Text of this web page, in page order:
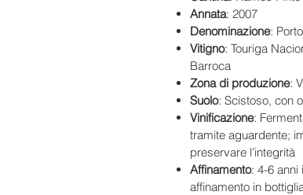
Annata: 2007
Denominazione:
Vitigno: Touriga
Barroca
Zona di produzione:
Suolo: Scistoso, con
Vinificazione:
tramite aguardente;
preservare l’integrità
Affinamento: 4-6 anni
affinamento in bottiglia